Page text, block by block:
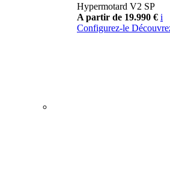
Hypermotard V2 SP
A partir de 19.990 € i
Configurez-le